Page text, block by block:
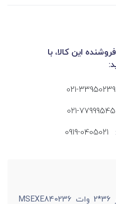
این کالا، با
021-33950239
021-77999545
0919-0405021
چراغ فلورسنتی ضد انفجار 36*2 وات MSEXE840236